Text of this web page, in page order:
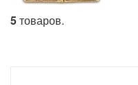
5товаров.